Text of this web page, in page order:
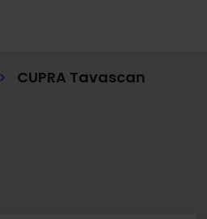
CUPRA Tavascan